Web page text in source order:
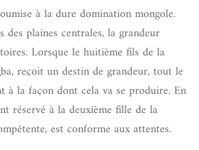
à la dure domination mongole.
des plaines centrales, la grandeur
Lorsque le huitième fils de la
reçoit un destin de grandeur, tout le
à la façon dont cela va se produire. En
réservé à la deuxième fille de la
est conforme aux attentes.